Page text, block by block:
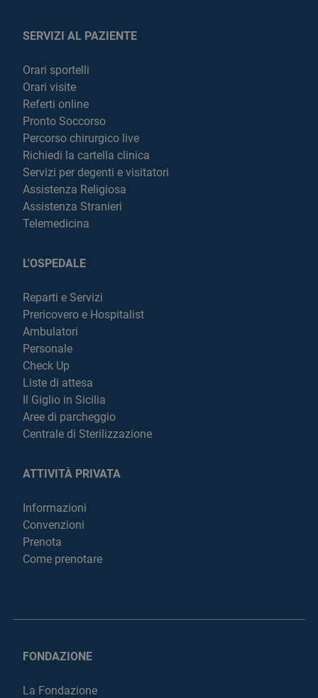
SERVIZI AL PAZIENTE
Orari sportelli
Orari visite
Referti online
Pronto Soccorso
Percorso chirurgico live
Richiedi la cartella clinica
Servizi per degenti e visitatori
Assistenza Religiosa
Assistenza Stranieri
Telemedicina
L'OSPEDALE
Reparti e Servizi
Prericovero e Hospitalist
Ambulatori
Personale
Check Up
Liste di attesa
Il Giglio in Sicilia
Aree di parcheggio
Centrale di Sterilizzazione
ATTIVITÀ PRIVATA
Informazioni
Convenzioni
Prenota
Come prenotare
FONDAZIONE
La Fondazione